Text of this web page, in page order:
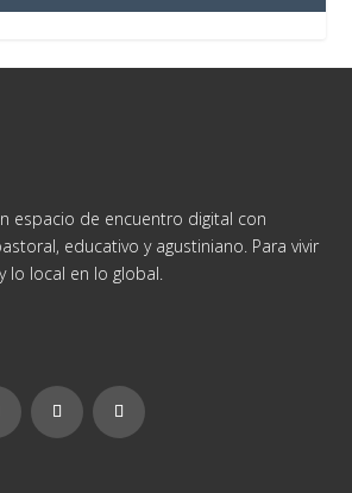
espacio de encuentro digital con
educativo y agustiniano. Para vivir
lo local en lo global.